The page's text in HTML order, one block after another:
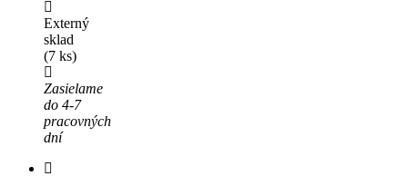
Externý
sklad
(7 ks)
Zasielame
do 4-7
pracovných
dní